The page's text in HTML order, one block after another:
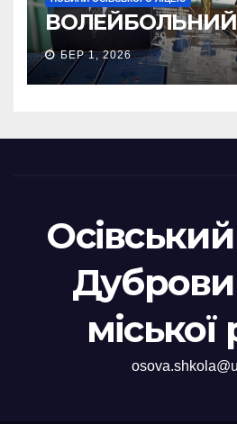
ВОЛЕЙБОЛЬНИЙ
БЕР 1, 2026